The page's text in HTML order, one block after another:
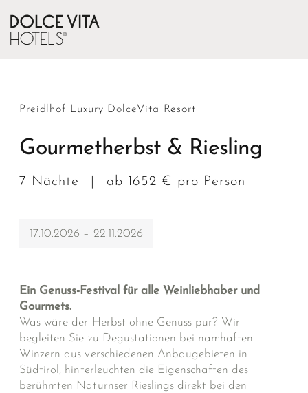
Preidlhof Luxury DolceVita Resort
Gourmetherbst & Riesling
7 Nächte ab 1652 € pro Person
17.10.2026 – 22.11.2026
Ein Genuss-Festival für alle Weinliebhaber und
Gourmets.
Was wäre der Herbst ohne Genuss pur? Wir
begleiten Sie zu Degustationen bei namhaften
Winzern aus verschiedenen Anbaugebieten in
Südtirol, hinterleuchten die Eigenschaften des
berühmten Naturnser Rieslings direkt bei den